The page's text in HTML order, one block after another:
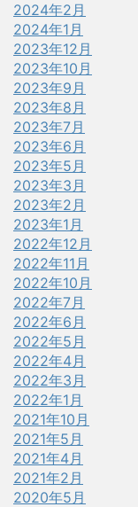
2024年2月
2024年1月
2023年12月
2023年10月
2023年9月
2023年8月
2023年7月
2023年6月
2023年5月
2023年3月
2023年2月
2023年1月
2022年12月
2022年11月
2022年10月
2022年7月
2022年6月
2022年5月
2022年4月
2022年3月
2022年1月
2021年10月
2021年5月
2021年4月
2021年2月
2020年5月